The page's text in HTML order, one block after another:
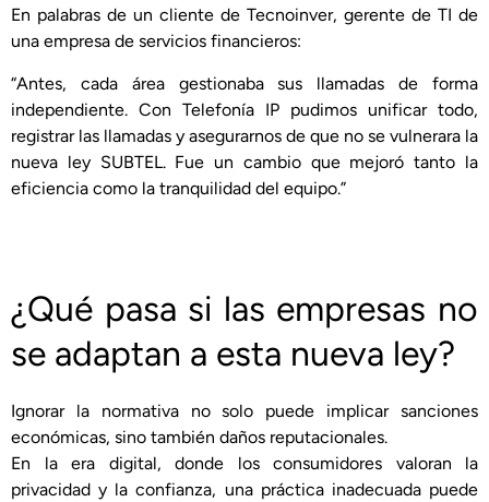
En palabras de un cliente de Tecnoinver, gerente de TI de
una empresa de servicios financieros:
“Antes, cada área gestionaba sus llamadas de forma
independiente. Con Telefonía IP pudimos unificar todo,
registrar las llamadas y asegurarnos de que no se vulnerara la
nueva ley SUBTEL. Fue un cambio que mejoró tanto la
eficiencia como la tranquilidad del equipo.”
¿Qué pasa si las empresas no
se adaptan a esta nueva ley?
Ignorar la normativa no solo puede implicar sanciones
económicas, sino también daños reputacionales.
En la era digital, donde los consumidores valoran la
privacidad y la confianza, una práctica inadecuada puede